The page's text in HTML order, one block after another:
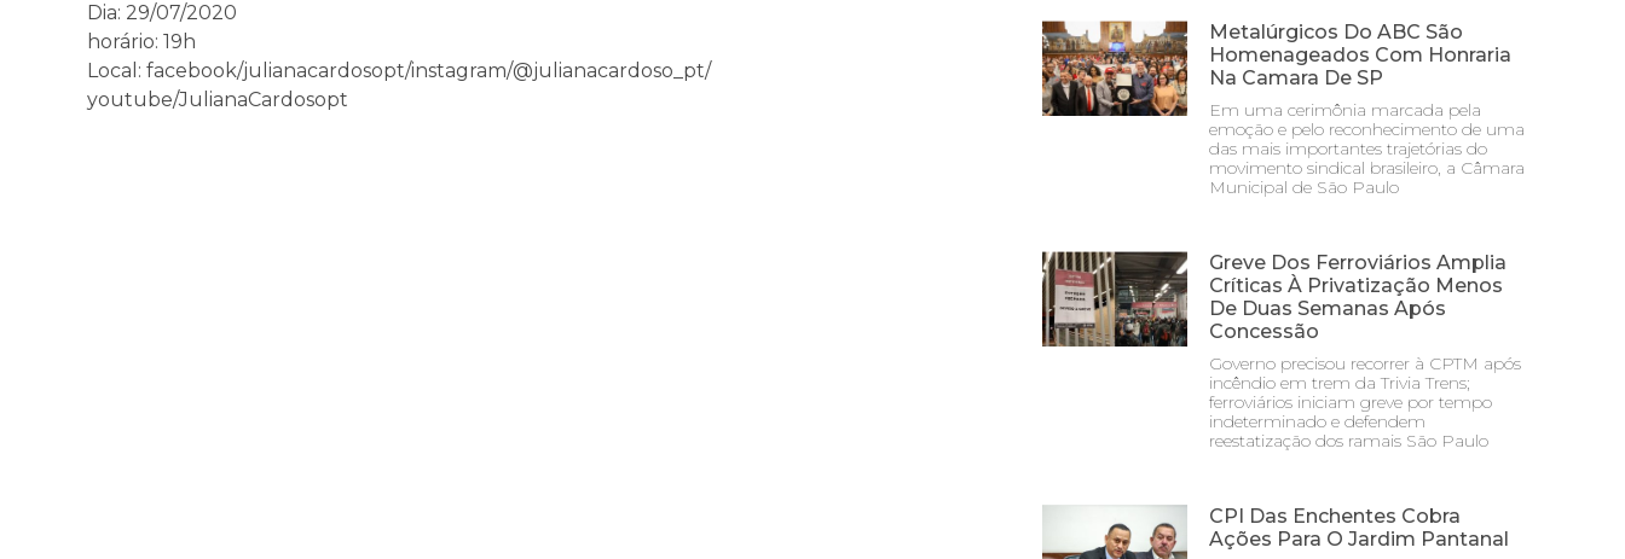
Dia: 29/07/2020
horário: 19h
Local: facebook/julianacardosopt/instagram/@julianacardoso_pt/
youtube/JulianaCardosopt
Metalúrgicos Do ABC São
Homenageados Com Honraria
Na Camara De SP
Em uma cerimônia marcada pela
emoção e pelo reconhecimento de uma
das mais importantes trajetórias do
movimento sindical brasileiro, a Câmara
Municipal de São Paulo
Greve Dos Ferroviários Amplia
Críticas À Privatização Menos
De Duas Semanas Após
Concessão
Governo precisou recorrer à CPTM após
incêndio em trem da Trivia Trens;
ferroviários iniciam greve por tempo
indeterminado e defendem
reestatização dos ramais São Paulo
CPI Das Enchentes Cobra
Ações Para O Jardim Pantanal